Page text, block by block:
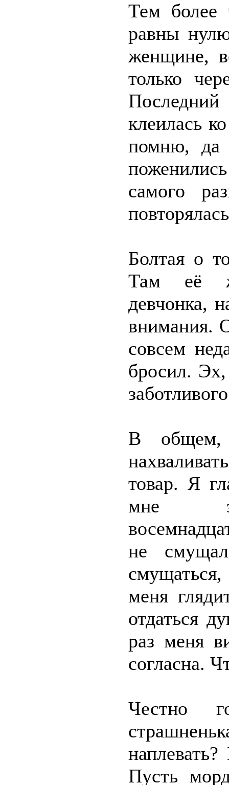
Тем более
равны
женщине,
только
клеилась
помню,
самого
Болтая о
Там её
девчонка,
внимания.
совсем
бросил.
В общем,
товар. Я
мне
не
меня
отдаться
раз меня
согласна.
Честно
Пусть